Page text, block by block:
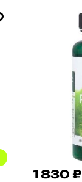
1 830 ₽